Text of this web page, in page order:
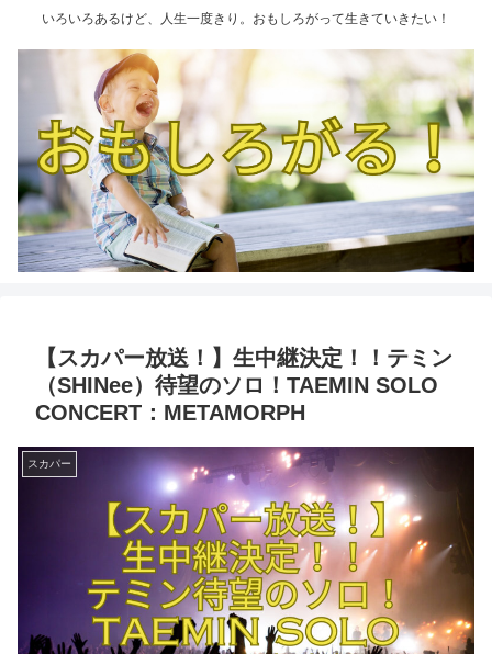
いろいろあるけど、人生一度きり。おもしろがって生きていきたい！
【スカパー放送！】生中継決定！！テミン
（SHINee）待望のソロ！TAEMIN SOLO
CONCERT：METAMORPH
スカパー